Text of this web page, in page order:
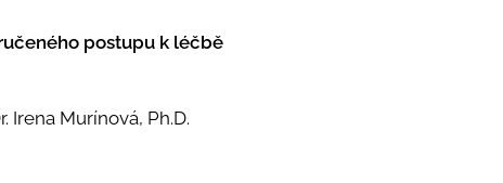
postupu k léčbě
Irena Murínová, Ph.D.